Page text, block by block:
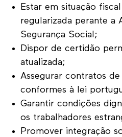
Estar em situação
regularizada perante a
Segurança Social;
Dispor de certidão
atualizada;
Assegurar contratos
conformes à lei
Garantir condições
os trabalhadores
Promover integração